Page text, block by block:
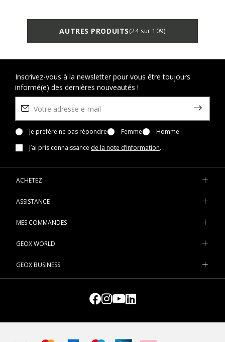
AUTRES PRODUITS(24 sur 109)
Inscrivez-vous à la newsletter pour vous être toujours
informé(e) des dernières nouveautés !
Je préfère ne pas répondre Femme
Homme
J’ai pris connaissance de la note d’information.
ACHETEZ
ASSISTANCE
MES COMMANDES
GEOX WORLD
GEOX BUSINESS